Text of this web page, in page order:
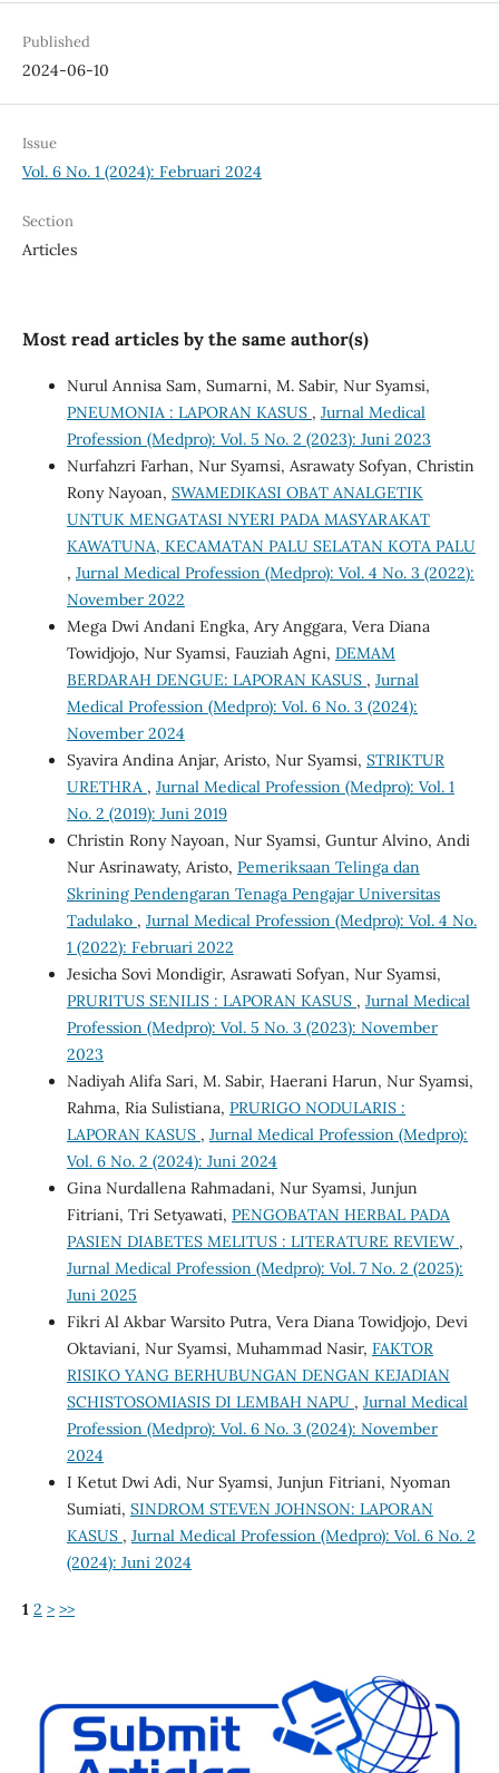
Published
2024-06-10
Issue
Vol. 6 No. 1 (2024): Februari 2024
Section
Articles
Most read articles by the same author(s)
Nurul Annisa Sam, Sumarni, M. Sabir, Nur Syamsi,
PNEUMONIA : LAPORAN KASUS , Jurnal Medical
Profession (Medpro): Vol. 5 No. 2 (2023): Juni 2023
Nurfahzri Farhan, Nur Syamsi, Asrawaty Sofyan, Christin
Rony Nayoan, SWAMEDIKASI OBAT ANALGETIK
UNTUK MENGATASI NYERI PADA MASYARAKAT
KAWATUNA, KECAMATAN PALU SELATAN KOTA PALU
, Jurnal Medical Profession (Medpro): Vol. 4 No. 3 (2022):
November 2022
Mega Dwi Andani Engka, Ary Anggara, Vera Diana
Towidjojo, Nur Syamsi, Fauziah Agni, DEMAM
BERDARAH DENGUE: LAPORAN KASUS , Jurnal
Medical Profession (Medpro): Vol. 6 No. 3 (2024):
November 2024
Syavira Andina Anjar, Aristo, Nur Syamsi, STRIKTUR
URETHRA , Jurnal Medical Profession (Medpro): Vol. 1
No. 2 (2019): Juni 2019
Christin Rony Nayoan, Nur Syamsi, Guntur Alvino, Andi
Nur Asrinawaty, Aristo, Pemeriksaan Telinga dan
Skrining Pendengaran Tenaga Pengajar Universitas
Tadulako , Jurnal Medical Profession (Medpro): Vol. 4 No.
1 (2022): Februari 2022
Jesicha Sovi Mondigir, Asrawati Sofyan, Nur Syamsi,
PRURITUS SENILIS : LAPORAN KASUS , Jurnal Medical
Profession (Medpro): Vol. 5 No. 3 (2023): November
2023
Nadiyah Alifa Sari, M. Sabir, Haerani Harun, Nur Syamsi,
Rahma, Ria Sulistiana, PRURIGO NODULARIS :
LAPORAN KASUS , Jurnal Medical Profession (Medpro):
Vol. 6 No. 2 (2024): Juni 2024
Gina Nurdallena Rahmadani, Nur Syamsi, Junjun
Fitriani, Tri Setyawati, PENGOBATAN HERBAL PADA
PASIEN DIABETES MELITUS : LITERATURE REVIEW ,
Jurnal Medical Profession (Medpro): Vol. 7 No. 2 (2025):
Juni 2025
Fikri Al Akbar Warsito Putra, Vera Diana Towidjojo, Devi
Oktaviani, Nur Syamsi, Muhammad Nasir, FAKTOR
RISIKO YANG BERHUBUNGAN DENGAN KEJADIAN
SCHISTOSOMIASIS DI LEMBAH NAPU , Jurnal Medical
Profession (Medpro): Vol. 6 No. 3 (2024): November
2024
I Ketut Dwi Adi, Nur Syamsi, Junjun Fitriani, Nyoman
Sumiati, SINDROM STEVEN JOHNSON: LAPORAN
KASUS , Jurnal Medical Profession (Medpro): Vol. 6 No. 2
(2024): Juni 2024
1 2 > >>